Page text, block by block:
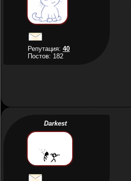
Репутация:40
Постов: 182
Darkest